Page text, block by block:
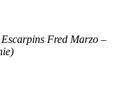
Fred Marzo –